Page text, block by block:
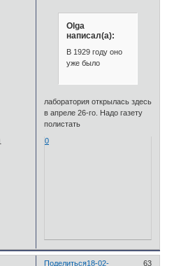
Olga
написал(а):
В 1929 году оно
уже было
лаборатория открылась здесь
в апреле 26-го. Надо газету
полистать
0
Поделиться 63
18-02-